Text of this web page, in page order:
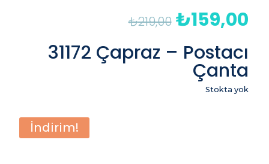
₺219,00 Orijinal
fiyat:
₺219,00.
₺159,00Şu
31172 Çapraz – Postacı
Çanta
Stokta yok
İndirim!